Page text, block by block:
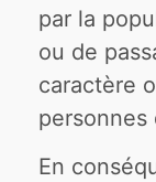
par la
ou de
caractère
personnes
En